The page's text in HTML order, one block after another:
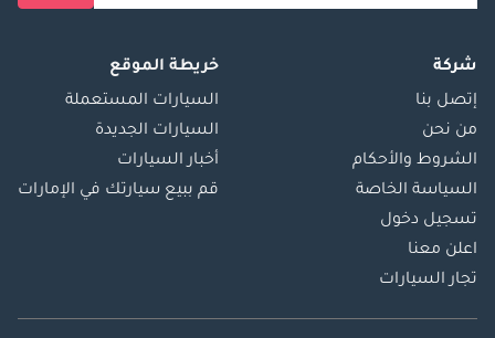
شركة
إتصل بنا
من نحن
الشروط والأحكام
السياسة الخاصة
تسجيل دخول
اعلن معنا
تجار السيارات
خريطة الموقع
السيارات المستعملة
السيارات الجديدة
أخبار السيارات
قم ببيع سيارتك في الإمارات